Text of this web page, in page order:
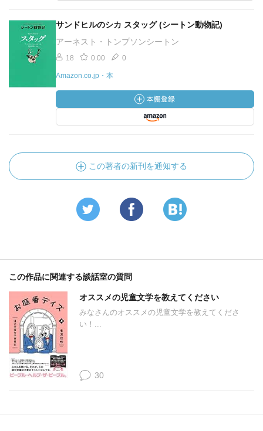
サンドヒルのシカ スタッグ (シートン動物記)
アーネスト・トンプソンシートン
18 0.00 0
Amazon.co.jp・本
この著者の新刊を通知する
この作品に関連する談話室の質問
オススメの児童文学を教えてください
みなさんのオススメの児童文学を教えてくださ
い！...
30